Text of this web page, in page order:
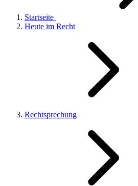
Startseite
Heute im Recht
Rechtsprechung